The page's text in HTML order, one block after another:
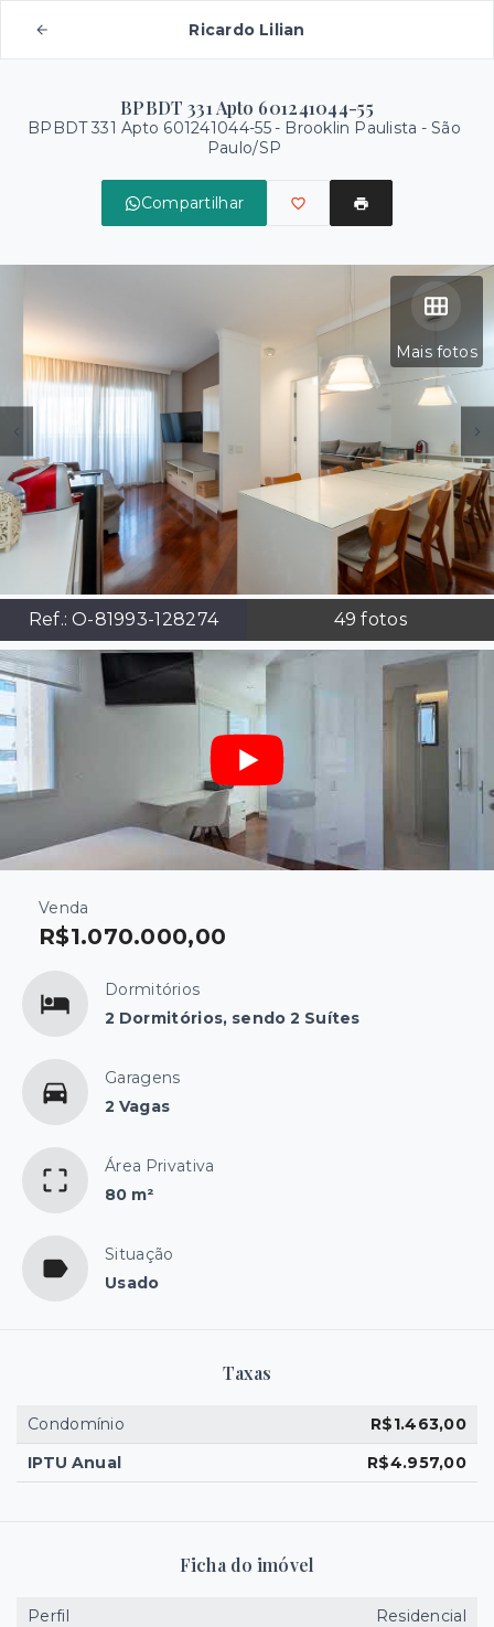
Ricardo Lilian
BPBDT 331 Apto 601241044-55
BPBDT 331 Apto 601241044-55 - Brooklin Paulista - São
Paulo/SP
Compartilhar
Mais fotos
Ref.: O-81993-128274 49 fotos
Venda
R$1.070.000,00
Dormitórios
2 Dormitórios, sendo 2 Suítes
Garagens
2 Vagas
Área Privativa
80 m²
Situação
Usado
Taxas
Condomínio
R$1.463,00
IPTU Anual
R$4.957,00
Ficha do imóvel
Perfil
Residencial